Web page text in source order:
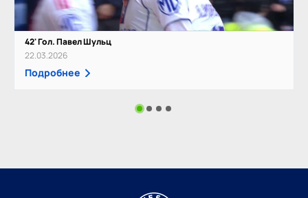
42' Гол. Павел Шульц
22.03.2026
Подробнее